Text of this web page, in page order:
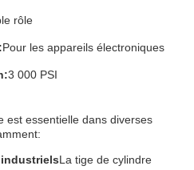
rôle
Pour les appareils électroniques
3 000 PSI
est essentielle dans diverses
La tige de cylindre